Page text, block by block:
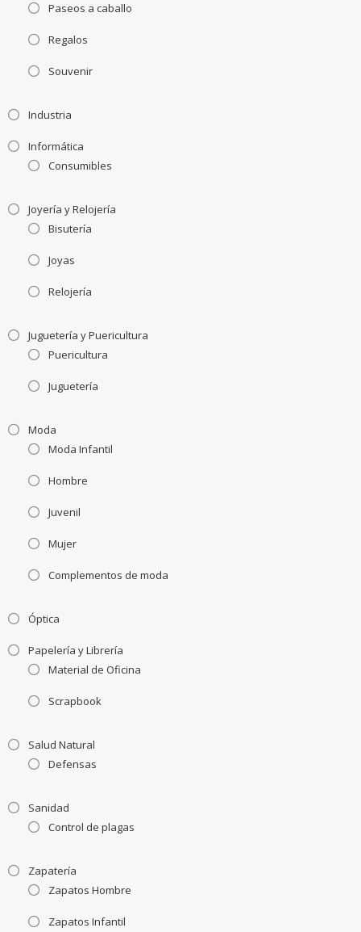
Paseos a caballo
Regalos
Souvenir
Industria
Informática
Consumibles
Joyería y Relojería
Bisutería
Joyas
Relojería
Juguetería y Puericultura
Puericultura
Juguetería
Moda
Moda Infantil
Hombre
Juvenil
Mujer
Complementos de moda
Óptica
Papelería y Librería
Material de Oficina
Scrapbook
Salud Natural
Defensas
Sanidad
Control de plagas
Zapatería
Zapatos Hombre
Zapatos Infantil